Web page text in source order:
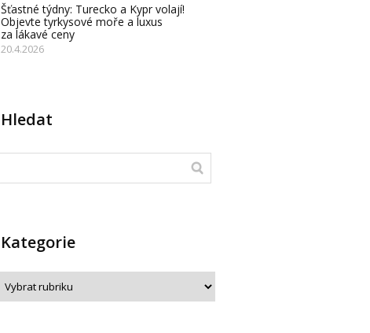
Šťastné týdny: Turecko a Kypr volají!
Objevte tyrkysové moře a luxus
za lákavé ceny
20.4.2026
Hledat
Kategorie